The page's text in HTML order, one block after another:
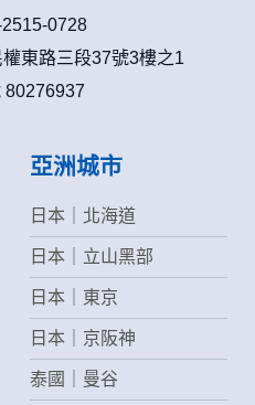
0728
東路三段37號3樓之1
80276937
亞洲城市
日本｜北海道
日本｜立山黑部
日本｜東京
日本｜京阪神
泰國｜曼谷